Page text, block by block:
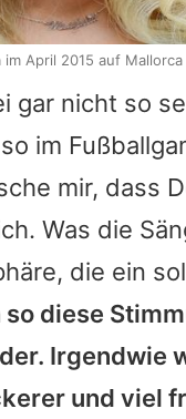
gar nicht so
im
mir, dass
Was die
die ein
diese
Irgendwie
und viel
im April 2015 auf Mallorca